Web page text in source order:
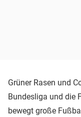
Grüner Rasen und
Bundesliga und die
bewegt große